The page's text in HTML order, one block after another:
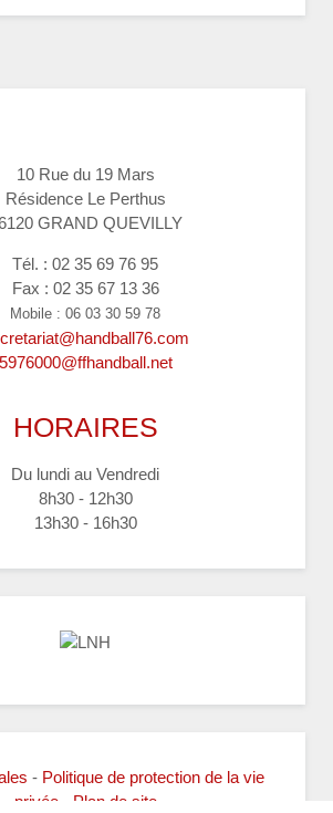
10 Rue du 19 Mars
Résidence Le Perthus
GRAND QUEVILLY
Tél. : 02 35 69 76 95
Fax : 02 35 67 13 36
Mobile : 06 03 30 59 78
5976000@ffhandball.net
HORAIRES
Du lundi au Vendredi
8h30 - 12h30
13h30 - 16h30
- Politique de protection de la vie
privée- Plan de site